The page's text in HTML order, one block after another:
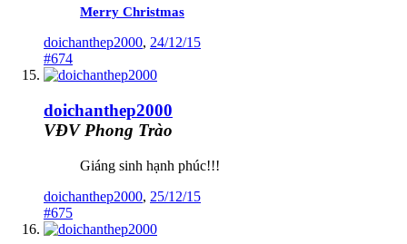
Merry Christmas
doichanthep2000, 24/12/15
#674
doichanthep2000
VĐV Phong Trào
Giáng sinh hạnh phúc!!!
doichanthep2000, 25/12/15
#675